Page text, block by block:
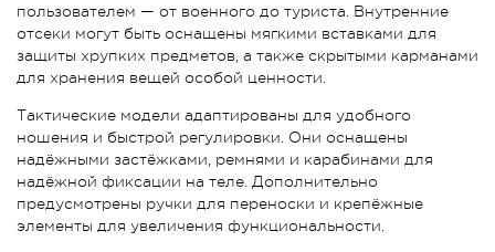
пользователем — от военного до туриста. Внутренние
отсеки могут быть оснащены мягкими вставками для
защиты хрупких предметов, а также скрытыми карманами
для хранения вещей особой ценности.
Тактические модели адаптированы для удобного
ношения и быстрой регулировки. Они оснащены
надёжными застёжками, ремнями и карабинами для
надёжной фиксации на теле. Дополнительно
предусмотрены ручки для переноски и крепёжные
элементы для увеличения функциональности.